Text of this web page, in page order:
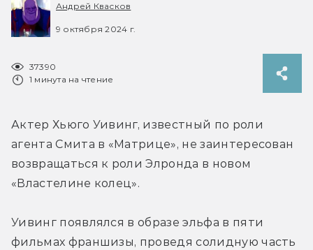
Андрей Квасков
9 октября 2024 г.
37390
1 минута на чтение
Актер Хьюго Уивинг, известный по роли
агента Смита в «Матрице», не заинтересован
возвращаться к роли Элронда в новом
«Властелине колец».
Уивинг появлялся в образе эльфа в пяти
фильмах франшизы, проведя солидную часть